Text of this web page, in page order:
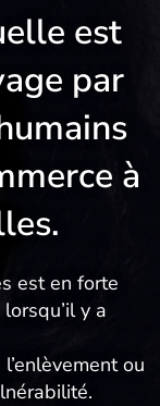
est
par
à
est en forte
y a
ou